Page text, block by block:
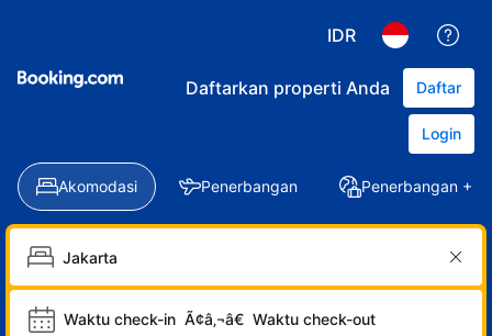
IDR
Daftarkan properti Anda Daftar
Login
Akomodasi Penerbangan Penerbangan +
Waktu check-in Ã¢â‚¬â€ Waktu check-out